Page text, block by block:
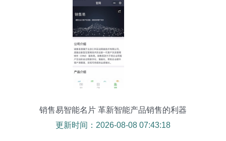
销售易智能名片 革新智能产品销售的利器
更新时间：2026-08-08 07:43:18